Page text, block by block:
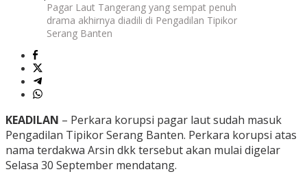
Pagar Laut Tangerang yang sempat penuh
drama akhirnya diadili di Pengadilan Tipikor
Serang Banten
KEADILAN – Perkara korupsi pagar laut sudah masuk
Pengadilan Tipikor Serang Banten. Perkara korupsi atas
nama terdakwa Arsin dkk tersebut akan mulai digelar
Selasa 30 September mendatang.